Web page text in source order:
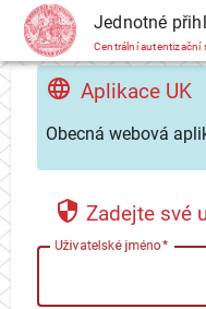
CAS Jednotné
Centrální autentizační
Aplikace UK
Obecná webová
Zadejte své
Uživatelské jméno